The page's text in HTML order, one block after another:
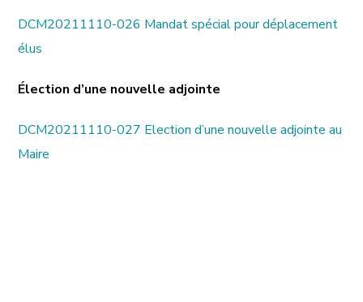
DCM20211110-026 Mandat spécial pour déplacement
élus
Élection d’une nouvelle adjointe
DCM20211110-027 Election d’une nouvelle adjointe au
Maire